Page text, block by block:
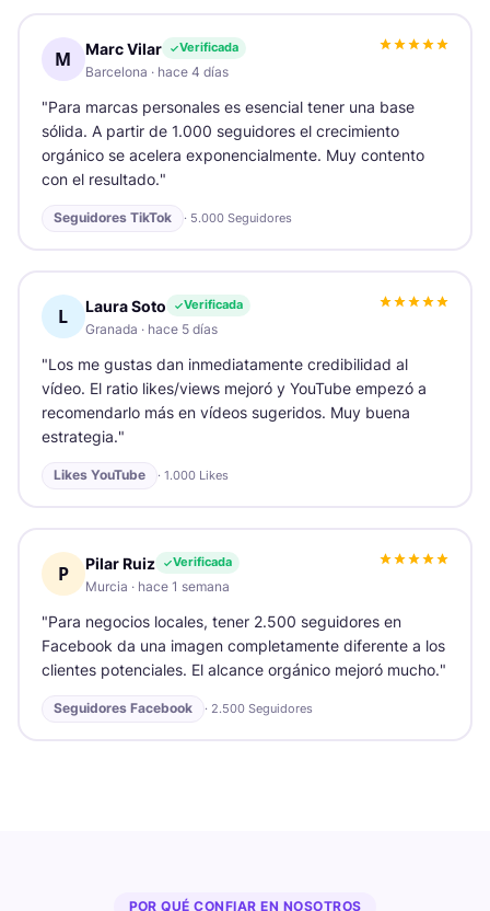
M Marc Vilar Verificada
Barcelona · hace 4 días
"Para marcas personales es esencial tener una base
sólida. A partir de 1.000 seguidores el crecimiento
orgánico se acelera exponencialmente. Muy contento
con el resultado."
Seguidores TikTok · 5.000 Seguidores
L Laura Soto Verificada
Granada · hace 5 días
"Los me gustas dan inmediatamente credibilidad al
vídeo. El ratio likes/views mejoró y YouTube empezó a
recomendarlo más en vídeos sugeridos. Muy buena
estrategia."
Likes YouTube · 1.000 Likes
P Pilar Ruiz Verificada
Murcia · hace 1 semana
"Para negocios locales, tener 2.500 seguidores en
Facebook da una imagen completamente diferente a los
clientes potenciales. El alcance orgánico mejoró mucho."
Seguidores Facebook · 2.500 Seguidores
POR QUÉ CONFIAR EN NOSOTROS